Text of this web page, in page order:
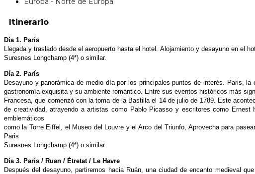
Itinerario
Día 1. París
Llegada y traslado desde el aeropuerto hasta el hotel. Alojamiento y desayuno en el
Suresnes Longchamp (4*) o similar.
Día 2. París
Desayuno y panorámica de medio día por los principales puntos de interés. Paris, la
gastronomía exquisita y su ambiente romántico. Entre sus eventos históricos más
Francesa, que comenzó con la toma de la Bastilla el 14 de julio de 1789. Este
de creatividad, atrayendo a artistas como Pablo Picasso y escritores como Ernest
emblemáticos
como la Torre Eiffel, el Museo del Louvre y el Arco del Triunfo, Aprovecha para
Paris
Suresnes Longchamp (4*) o similar.
Día 3. París / Ruan / Étretat / Le Havre
Después del desayuno, partiremos hacia Ruán, unaciudad de encanto medieval